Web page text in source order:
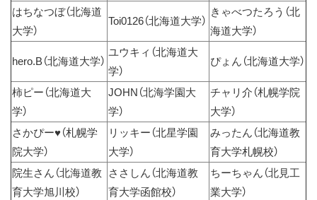
はちなつぼ（北海道
大学）
Toi0126（北海道大学）
きゃべつたろう（北
海道大学）
hero.B（北海道大学）
ユウキィ（北海道大
学）
ぴょん（北海道大学）
柿ピー（北海道大
学）
JOHN（北海学園大
学）
チャリ介（札幌学院
大学）
さかぴー♥（札幌学
院大学）
リッキー（北星学園
大学）
みったん（北海道教
育大学札幌校）
院生さん（北海道教
育大学旭川校）
ささしん（北海道教
育大学函館校）
ちーちゃん（北見工
業大学）